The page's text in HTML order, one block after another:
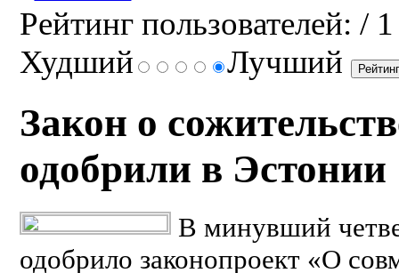
Рейтинг пользователей: / 1
Худший
Лучший
Закон о
одобрили в Эстонии
В минувший
одобрило законопроект «О